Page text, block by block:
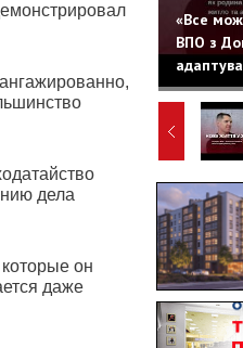
дела
он
даже
«Все
ВПО з